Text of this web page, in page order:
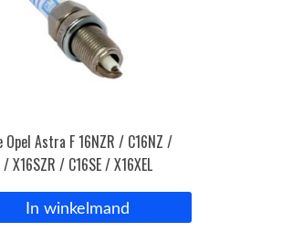
Astra F 16NZR / C16NZ /
X16SZR / C16SE / X16XEL
In winkelmand